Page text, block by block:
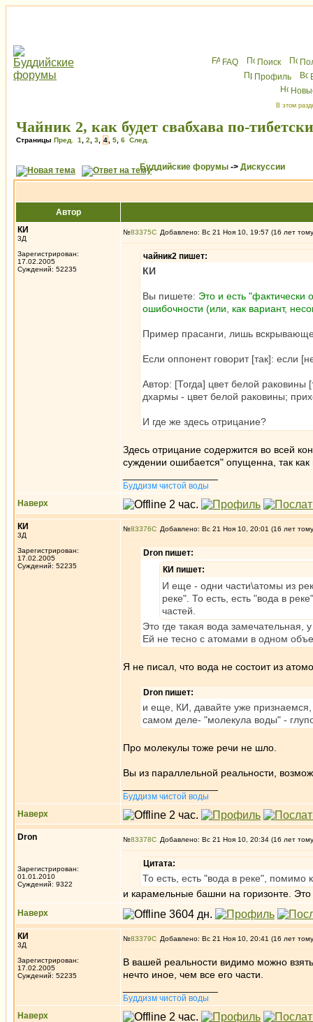
FAQ Поиск
Профиль
В этом
Чайник 2, как будет свабхава по-тибетски
Страницы Пред. 1 2 3 4 5 6 След.
Буддийские форумы -> Дискуссии
Автор
КИ
3Д
Зарегистрирован:
17.02.2005
Суждений: 52235
№83375 Добавлено: Вс 21 Ноя 10, 19:57 (16 лет
чайник2 пишет:
КИ
Вы пишете: Это и есть "фактически
ошибочности (или, как вариант,
Пример прасанги, лишь
Если оппонент говорит [так]: если
Автор: [Тогда] цвет белой раковины
дхармы - цвет белой раковины;
И где же здесь отрицание?
Здесь отрицание содержится во всей
суждении ошибается" опущенна, так как
Буддизм чистой воды
Наверх
КИ
3Д
Зарегистрирован:
17.02.2005
Суждений: 52235
№83376 Добавлено: Вс 21 Ноя 10, 20:01 (16 лет
Dron пишет:
КИ пишет:
И еще - одни части\атомы из
реке". То есть, есть "вода в
частей.
Это где такая вода
Ей не тесно с атомами в одном
Я не писал, что вода не состоит из
Dron пишет:
и еще, КИ, давайте уже
самом деле- "молекула воды" -
Про молекулы тоже речи не шло.
Вы из параллельной реальности,
Буддизм чистой воды
Наверх
Dron
Зарегистрирован:
01.01.2010
Суждений: 9322
№83378 Добавлено: Вс 21 Ноя 10, 20:34 (16 лет
Цитата:
То есть, есть "вода в реке", помимо
и карамельные башни на горизонте.
Наверх
КИ
3Д
Зарегистрирован:
17.02.2005
Суждений: 52235
№83379 Добавлено: Вс 21 Ноя 10, 20:41 (16 лет
В вашей реальности видимо можно
нечто иное, чем все его части.
Буддизм чистой воды
Наверх